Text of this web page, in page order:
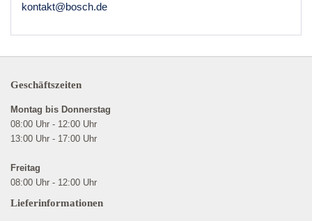
kontakt@bosch.de
Geschäftszeiten
Montag bis Donnerstag
08:00 Uhr - 12:00 Uhr
13:00 Uhr - 17:00 Uhr
Freitag
08:00 Uhr - 12:00 Uhr
Lieferinformationen